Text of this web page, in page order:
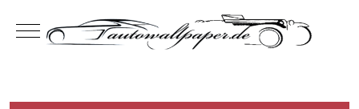
Mobile Menu Toggle